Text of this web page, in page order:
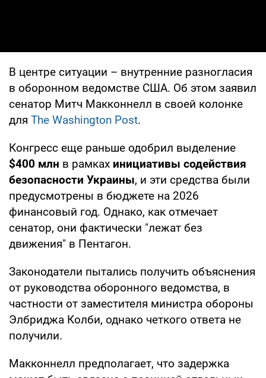
В центре ситуации – внутренние разногласия
в оборонном ведомстве США. Об этом заявил
сенатор Митч Макконнелл в своей колонке
для The Washington Post.
Конгресс еще раньше одобрил выделение
$400 млн в рамках инициативы содействия
безопасности Украины, и эти средства были
предусмотрены в бюджете на 2026
финансовый год. Однако, как отмечает
сенатор, они фактически "лежат без
движения" в Пентагон.
Законодатели пытались получить объяснения
от руководства оборонного ведомства, в
частности от заместителя министра обороны
Элбриджа Колби, однако четкого ответа не
получили.
Макконнелл предполагает, что задержка